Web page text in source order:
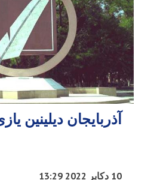
آذربایجان دیلینین
10 دکابر 2022 13:29